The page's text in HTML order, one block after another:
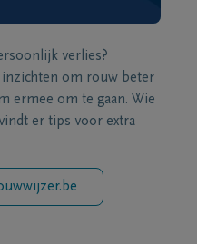
verlies?
inzichten om rouw beter
ermee om te gaan. Wie
er tips voor extra